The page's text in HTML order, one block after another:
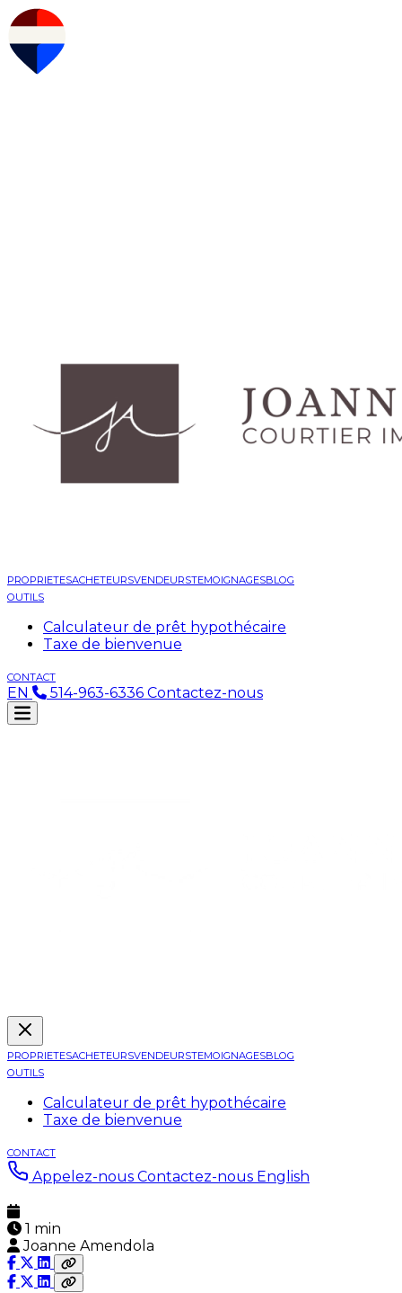
PROPRIETESACHETEURSVENDEURSTEMOIGNAGESBLOG
OUTILS
Calculateur de prêt hypothécaire
Taxe de bienvenue
CONTACT
EN 514-963-6336 Contactez-nous
PROPRIETESACHETEURSVENDEURSTEMOIGNAGESBLOG
OUTILS
Calculateur de prêt hypothécaire
Taxe de bienvenue
CONTACT
Appelez-nous Contactez-nous English
1 min
Joanne Amendola